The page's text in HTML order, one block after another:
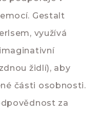
Gestalt
využívá
židlí), aby
části osobnosti.
za